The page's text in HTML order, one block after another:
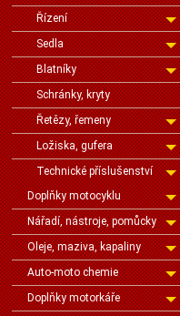
Řízení
Sedla
Blatníky
Schránky, kryty
Řetězy, řemeny
Ložiska, gufera
Technické příslušenství
Doplňky motocyklu
Nářadí, nástroje, pomůcky
Oleje, maziva, kapaliny
Auto-moto chemie
Doplňky motorkáře